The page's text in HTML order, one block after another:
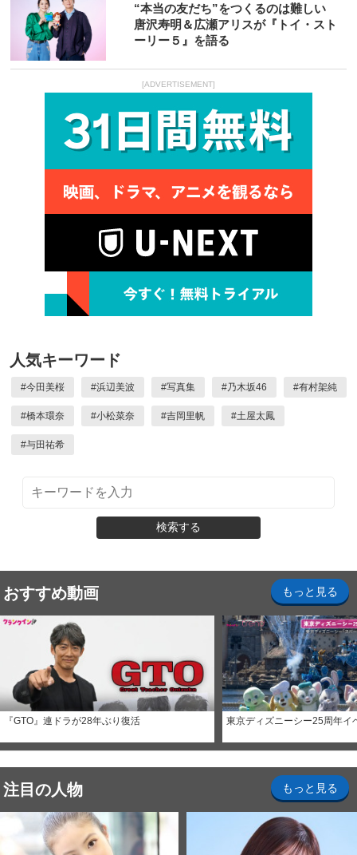
“本当の友だち”をつくるのは難しい
唐沢寿明＆広瀬アリスが『トイ・スト
ーリー５』を語る
[ADVERTISEMENT]
人気キーワード
#今田美桜 #浜辺美波 #写真集 #乃木坂46 #有村架純
#橋本環奈 #小松菜奈 #吉岡里帆 #土屋太鳳
#与田祐希
検索する
おすすめ動画 もっと見る
『GTO』連ドラが28年ぶり復活 東京ディズニーシー25周年イ
注目の人物 もっと見る